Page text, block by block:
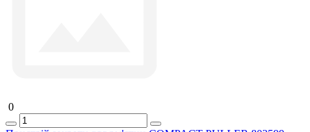
0